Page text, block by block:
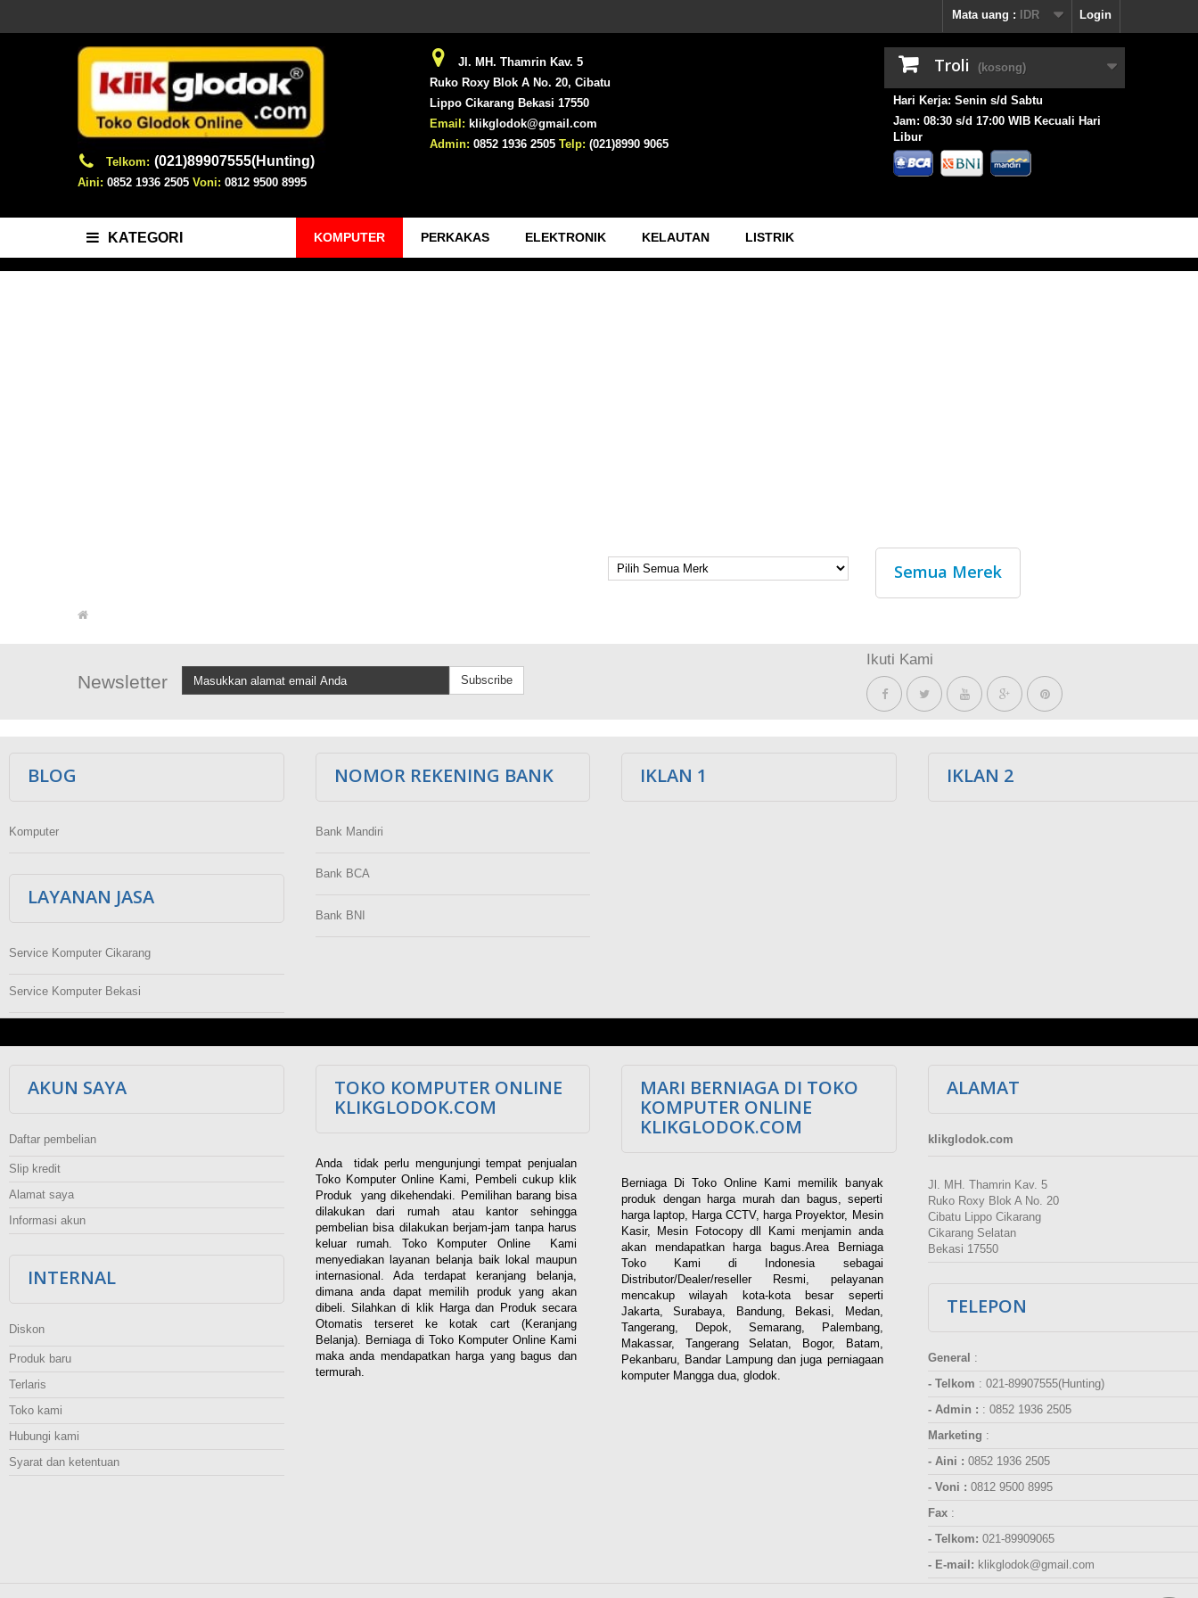
Login
Mata uang : IDR
Telkom: (021)89907555(Hunting)
Aini: 0852 1936 2505 Voni: 0812 9500 8995
Jl. MH. Thamrin Kav. 5
Ruko Roxy Blok A No. 20, Cibatu
Lippo Cikarang Bekasi 17550
Email: klikglodok@gmail.com
Admin: 0852 1936 2505 Telp: (021)8990 9065
Troli (kosong)
Hari Kerja: Senin s/d Sabtu
Jam: 08:30 s/d 17:00 WIB Kecuali Hari
Libur
KATEGORI KOMPUTER PERKAKAS ELEKTRONIK KELAUTAN LISTRIK
Semua Merek
Newsletter Subscribe
Ikuti Kami
BLOG
Komputer
LAYANAN JASA
Service Komputer Cikarang
Service Komputer Bekasi
NOMOR REKENING BANK
Bank Mandiri
Bank BCA
Bank BNI
IKLAN 1 IKLAN 2
AKUN SAYA
Daftar pembelian
Slip kredit
Alamat saya
Informasi akun
INTERNAL
Diskon
Produk baru
Terlaris
Toko kami
Hubungi kami
Syarat dan ketentuan
TOKO KOMPUTER ONLINE
KLIKGLODOK.COM
Anda tidak perlu mengunjungi tempat penjualan
Toko Komputer Online Kami, Pembeli cukup klik
Produk yang dikehendaki. Pemilihan barang bisa
dilakukan dari rumah atau kantor sehingga
pembelian bisa dilakukan berjam-jam tanpa harus
keluar rumah. Toko Komputer Online Kami
menyediakan layanan belanja baik lokal maupun
internasional. Ada terdapat keranjang belanja,
dimana anda dapat memilih produk yang akan
dibeli. Silahkan di klik Harga dan Produk secara
Otomatis terseret ke kotak cart (Keranjang
Belanja). Berniaga di Toko Komputer Online Kami
maka anda mendapatkan harga yang bagus dan
termurah.
MARI BERNIAGA DI TOKO
KOMPUTER ONLINE
KLIKGLODOK.COM
Berniaga Di Toko Online Kami memilik banyak
produk dengan harga murah dan bagus, seperti
harga laptop, Harga CCTV, harga Proyektor, Mesin
Kasir, Mesin Fotocopy dll Kami menjamin anda
akan mendapatkan harga bagus.Area Berniaga
Toko Kami di Indonesia sebagai
Distributor/Dealer/reseller Resmi, pelayanan
mencakup wilayah kota-kota besar seperti
Jakarta, Surabaya, Bandung, Bekasi, Medan,
Tangerang, Depok, Semarang, Palembang,
Makassar, Tangerang Selatan, Bogor, Batam,
Pekanbaru, Bandar Lampung dan juga perniagaan
komputer Mangga dua, glodok.
ALAMAT
klikglodok.com
Jl. MH. Thamrin Kav. 5
Ruko Roxy Blok A No. 20
Cibatu Lippo Cikarang
Cikarang Selatan
Bekasi 17550
TELEPON
General :
- Telkom : 021-89907555(Hunting)
- Admin : : 0852 1936 2505
Marketing :
- Aini : 0852 1936 2505
- Voni : 0812 9500 8995
Fax:
- Telkom: 021-89909065
- E-mail: klikglodok@gmail.com